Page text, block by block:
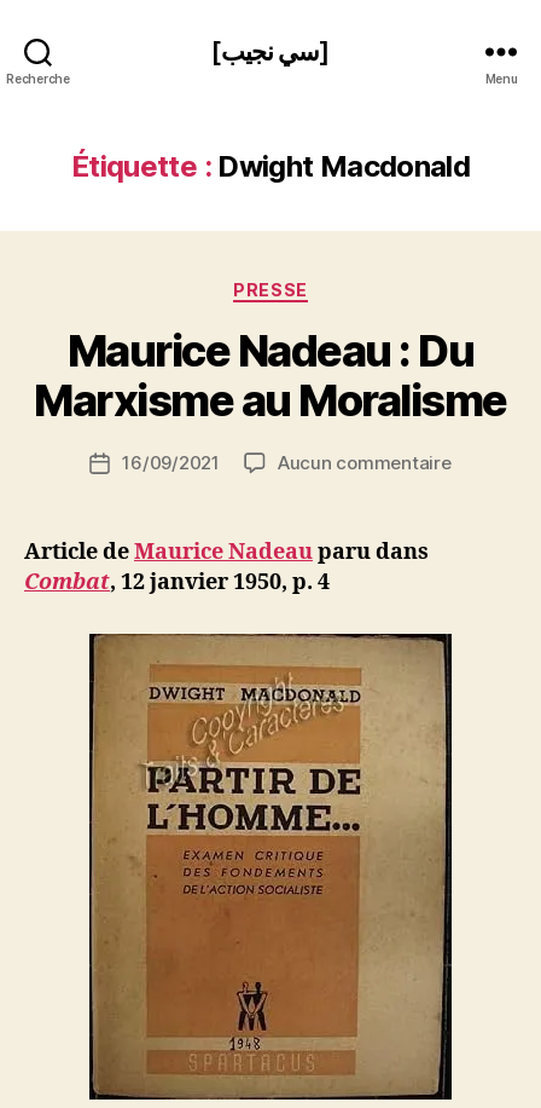
Recherche
[سي نجيب]
Menu
Étiquette : Dwight Macdonald
Catégories
PRESSE
Maurice Nadeau : Du
Marxisme au Moralisme
de
P
a
S
N
ji
b
Date16/09/2021 Aucun commentairesur
Article deMaurice Nadeauparu dans
Combat, 12 janvier 1950, p. 4